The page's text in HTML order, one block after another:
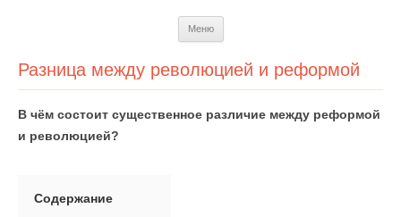
Меню
Разница между революцией и реформой
В чём состоит существенное различие между реформой
и революцией?
Содержание